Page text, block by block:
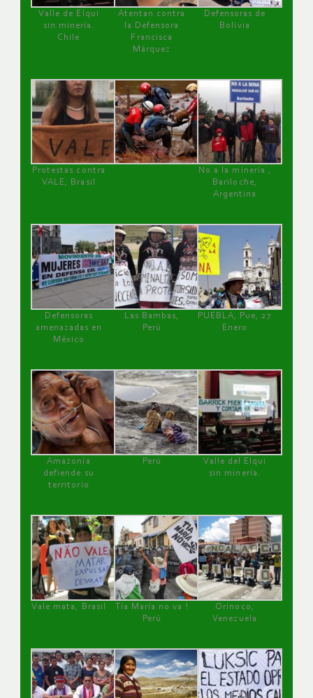
Valle de Elqui
sin minería.
Chile
Atentan contra
la Defensora
Francisca
Márquez
Defensoras de
Bolivia
Protestas contra
VALE, Brasil
No a la minería ,
Bariloche,
Argentina
Defensoras
amenazadas en
México
Las Bambas,
Perú
PUEBLA, Pue, 27
Enero
Amazonía
defiende su
territorio
Perú
Valle del Elqui
sin minería.
Vale mata, Brasil
Tía María no va !
Perú
Orinoco,
Venezuela